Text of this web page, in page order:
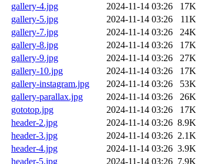
gallery-4.jpg
2024-11-14 03:26
17K
gallery-5.jpg
2024-11-14 03:26
11K
gallery-7.jpg
2024-11-14 03:26
24K
gallery-8.jpg
2024-11-14 03:26
17K
gallery-9.jpg
2024-11-14 03:26
27K
gallery-10.jpg
2024-11-14 03:26
17K
gallery-instagram.jpg
2024-11-14 03:26
53K
gallery-parallax.jpg
2024-11-14 03:26
26K
gototop.jpg
2024-11-14 03:26
17K
header-2.jpg
2024-11-14 03:26 8.9K
header-3.jpg
2024-11-14 03:26 2.1K
header-4.jpg
2024-11-14 03:26 3.9K
header-5.jpg
2024-11-14 03:26 7.9K